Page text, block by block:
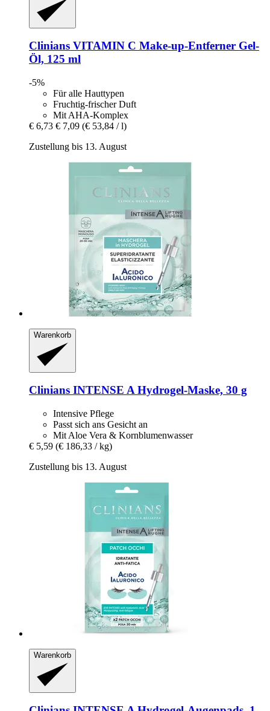
Clinians VITAMIN C Make-​up-​Entferner Gel-​
Öl, 125 ml
-5%
Für alle Hauttypen
Fruchtig-frischer Duft
Mit AHA-Komplex
€ 6,73 € 7,09 (€ 53,84 / l)
Zustellung bis 13. August
Warenkorb
Clinians INTENSE A Hydrogel-​Maske, 30 g
Intensive Pflege
Passt sich ans Gesicht an
Mit Aloe Vera & Kornblumenwasser
€ 5,59 (€ 186,33 / kg)
Zustellung bis 13. August
Warenkorb